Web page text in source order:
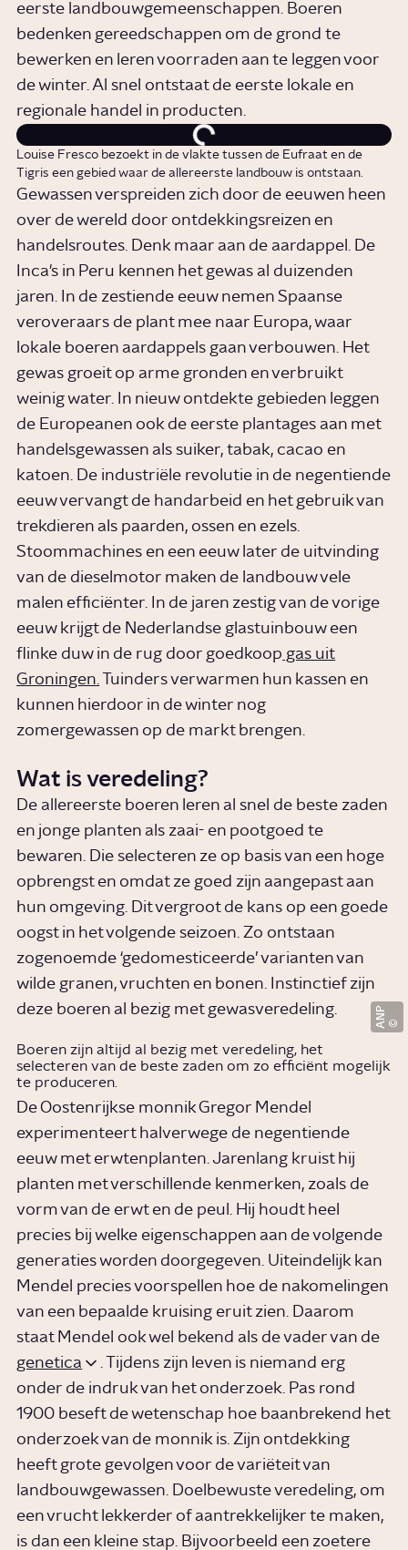
eerste landbouwgemeenschappen. Boeren
bedenken gereedschappen om de grond te
bewerken en leren voorraden aan te leggen voor
de winter. Al snel ontstaat de eerste lokale en
regionale handel in producten.
Louise Fresco bezoekt in de vlakte tussen de Eufraat en de
Tigris een gebied waar de allereerste landbouw is ontstaan.
Gewassen verspreiden zich door de eeuwen heen
over de wereld door ontdekkingsreizen en
handelsroutes. Denk maar aan de aardappel. De
Inca's in Peru kennen het gewas al duizenden
jaren. In de zestiende eeuw nemen Spaanse
veroveraars de plant mee naar Europa, waar
lokale boeren aardappels gaan verbouwen. Het
gewas groeit op arme gronden en verbruikt
weinig water. In nieuw ontdekte gebieden leggen
de Europeanen ook de eerste plantages aan met
handelsgewassen als suiker, tabak, cacao en
katoen. De industriële revolutie in de negentiende
eeuw vervangt de handarbeid en het gebruik van
trekdieren als paarden, ossen en ezels.
Stoommachines en een eeuw later de uitvinding
van de dieselmotor maken de landbouw vele
malen efficiënter. In de jaren zestig van de vorige
eeuw krijgt de Nederlandse glastuinbouw een
flinke duw in de rug door goedkoop gas uit
Groningen. Tuinders verwarmen hun kassen en
kunnen hierdoor in de winter nog
zomergewassen op de markt brengen.
Wat is veredeling?
De allereerste boeren leren al snel de beste zaden
en jonge planten als zaai- en pootgoed te
bewaren. Die selecteren ze op basis van een hoge
opbrengst en omdat ze goed zijn aangepast aan
hun omgeving. Dit vergroot de kans op een goede
oogst in het volgende seizoen. Zo ontstaan
zogenoemde ‘gedomesticeerde’ varianten van
wilde granen, vruchten en bonen. Instinctief zijn
deze boeren al bezig met gewasveredeling.
ANP
Boeren zijn altijd al bezig met veredeling, het
selecteren van de beste zaden om zo efficiënt mogelijk
te produceren.
De Oostenrijkse monnik Gregor Mendel
experimenteert halverwege de negentiende
eeuw met erwtenplanten. Jarenlang kruist hij
planten met verschillende kenmerken, zoals de
vorm van de erwt en de peul. Hij houdt heel
precies bij welke eigenschappen aan de volgende
generaties worden doorgegeven. Uiteindelijk kan
Mendel precies voorspellen hoe de nakomelingen
van een bepaalde kruising eruit zien. Daarom
staat Mendel ook wel bekend als de vader van de
genetica
. Tijdens zijn leven is niemand erg
onder de indruk van het onderzoek. Pas rond
1900 beseft de wetenschap hoe baanbrekend het
onderzoek van de monnik is. Zijn ontdekking
heeft grote gevolgen voor de variëteit van
landbouwgewassen. Doelbewuste veredeling, om
een vrucht lekkerder of aantrekkelijker te maken,
is dan een kleine stap. Bijvoorbeeld een zoetere